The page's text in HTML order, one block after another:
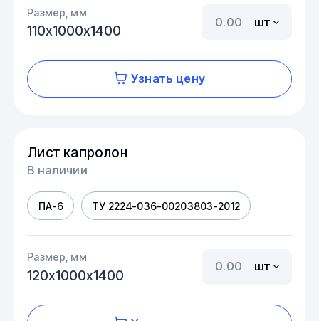
Размер, мм
110х1000х1400
шт
Узнать цену
Лист капролон
В наличии
ПА-6 ТУ 2224-036-00203803-2012
Размер, мм
120х1000х1400
шт